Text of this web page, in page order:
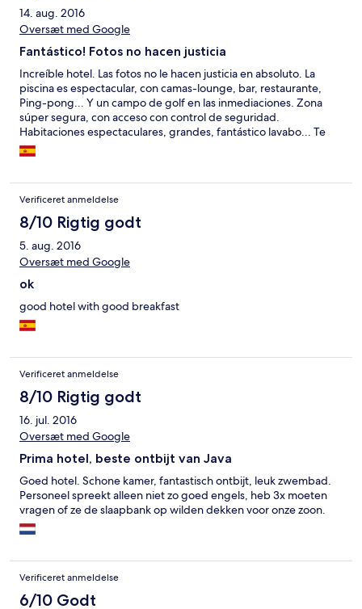
14. aug. 2016
Oversæt med Google
Fantástico! Fotos no hacen justicia
Increíble hotel. Las fotos no le hacen justicia en absoluto. La
piscina es espectacular, con camas-lounge, bar, restaurante,
Ping-pong... Y un campo de golf en las inmediaciones. Zona
súper segura, con acceso con control de seguridad.
Habitaciones espectaculares, grandes, fantástico lavabo... Te
sientes como en una película. El desayuno súper bien, muy
variado, y con café decente. Eso sí, al igual que en casi toda la
problema)
Verificeret anmeldelse
8/10 Rigtig godt
5. aug. 2016
Oversæt med Google
ok
good hotel with good breakfast
Verificeret anmeldelse
8/10 Rigtig godt
16. jul. 2016
Oversæt med Google
Prima hotel, beste ontbijt van Java
Goed hotel. Schone kamer, fantastisch ontbijt, leuk zwembad.
Personeel spreekt alleen niet zo goed engels, heb 3x moeten
vragen of ze de slaapbank op wilden dekken voor onze zoon.
Verificeret anmeldelse
6/10 Godt